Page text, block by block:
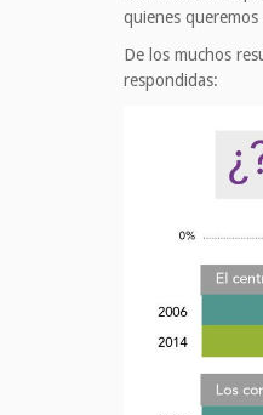
quienes
De los muchos
respondidas: